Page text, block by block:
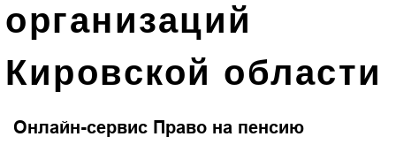
организаций
Кировской области
Онлайн-сервис Право на пенсию